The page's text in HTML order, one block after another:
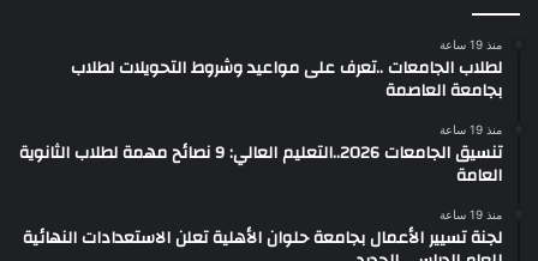
منذ 19 ساعة
لطلاب الجامعات ..تعرف على مواعيد وشروط التحويلات لطلاب
بجامعة العاصمة
منذ 19 ساعة
تنسيق الجامعات 2026..التعليم العالي: 9 نصائح مهمة لطلاب الثانوية
العامة
منذ 19 ساعة
لجنة تسيير الأعمال بجامعة حلوان الأهلية تعلن الاستعدادات النهائية